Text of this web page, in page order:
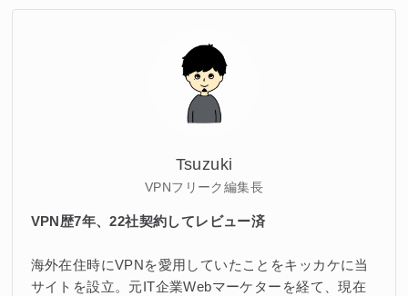
Tsuzuki
VPNフリーク編集長
VPN歴7年、22社契約してレビュー済
海外在住時にVPNを愛用していたことをキッカケに当
サイトを設立。元IT企業Webマーケターを経て、現在